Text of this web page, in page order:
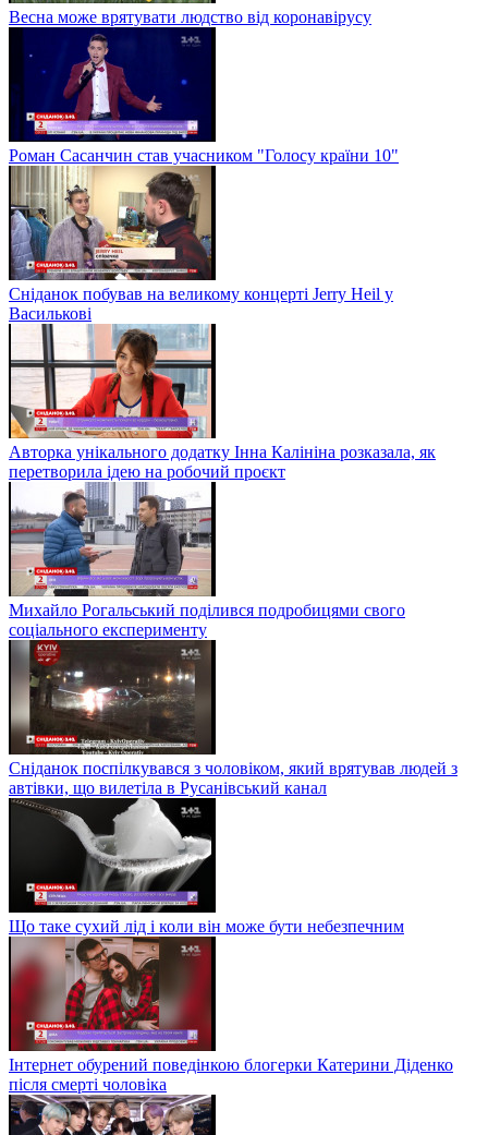
Весна може врятувати людство від коронавірусу
Роман Сасанчин став учасником "Голосу країни 10"
Сніданок побував на великому концерті Jerry Heil у
Василькові
Авторка унікального додатку Інна Калініна розказала, як
перетворила ідею на робочий проєкт
Михайло Рогальський поділився подробицями свого
соціального експерименту
Сніданок поспілкувався з чоловіком, який врятував людей з
автівки, що вилетіла в Русанівський канал
Що таке сухий лід і коли він може бути небезпечним
Інтернет обурений поведінкою блогерки Катерини Діденко
після смерті чоловіка